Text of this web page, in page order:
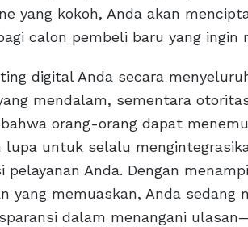
yang kokoh, Anda akan
calon pembeli baru yang ingin
digital Anda secara
mendalam, sementara
orang-orang dapat
lupa untuk selalu
pelayanan Anda. Dengan
yang memuaskan, Anda sedang
dalam menangani